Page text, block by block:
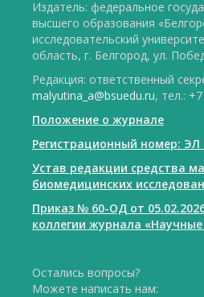
Издатель: федеральное
высшего образования
исследовательский
область, г. Белгород, ул.
Редакция: ответственный
malyutina_a@bsuedu.ru, тел.:
Положение о журнале
Регистрационный номер: ЭЛ
Устав редакции средства
биомедицинских
Приказ № 60-ОД от
коллегии журнала
Остались вопросы?
Можете написать нам: